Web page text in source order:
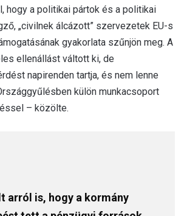
hogy a politikai pártok és a politikai
„civilnek álcázott” szervezetek EU-s
gyakorlata szűnjön meg. A
ellenállást váltott ki, de
napirenden tartja, és nem lenne
külön munkacsoport
– közölte.
arról is, hogy a kormány